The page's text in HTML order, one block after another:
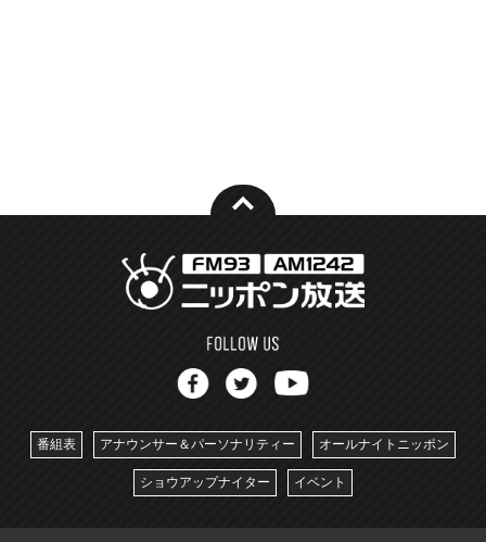
番組表 アナウンサー＆パーソナリティー オールナイトニッポン
ショウアップナイター イベント